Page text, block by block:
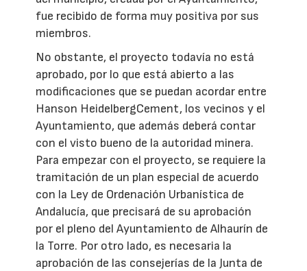
fue recibido de forma muy positiva por sus
miembros.
No obstante, el proyecto todavía no está
aprobado, por lo que está abierto a las
modificaciones que se puedan acordar entre
Hanson HeidelbergCement, los vecinos y el
Ayuntamiento, que además deberá contar
con el visto bueno de la autoridad minera.
Para empezar con el proyecto, se requiere la
tramitación de un plan especial de acuerdo
con la Ley de Ordenación Urbanística de
Andalucía, que precisará de su aprobación
por el pleno del Ayuntamiento de Alhaurín de
la Torre. Por otro lado, es necesaria la
aprobación de las consejerías de la Junta de